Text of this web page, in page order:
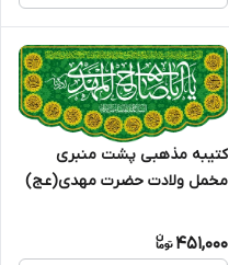
کتیبه مذهبی پشت منبری
مخمل ولادت حضرت مهدی(عج)
14007
451,000